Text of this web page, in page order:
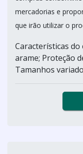
mercadorias e
que irão utilizar o
Características
arame; Proteção
Tamanhos